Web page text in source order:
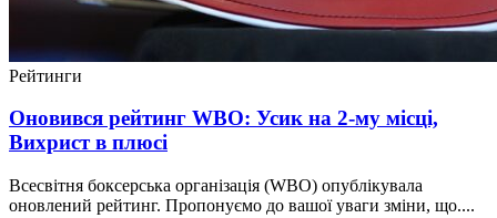
Рейтинги
Оновився рейтинг WBO: Усик на 2-му місці,
Вихрист в плюсі
Всесвітня боксерська організація (WBO) опублікувала
оновлений рейтинг. Пропонуємо до вашої уваги зміни, що....